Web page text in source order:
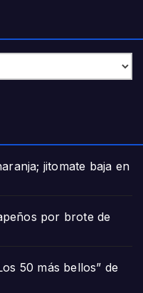
jitomate baja en
por brote de
50 más bellos” de